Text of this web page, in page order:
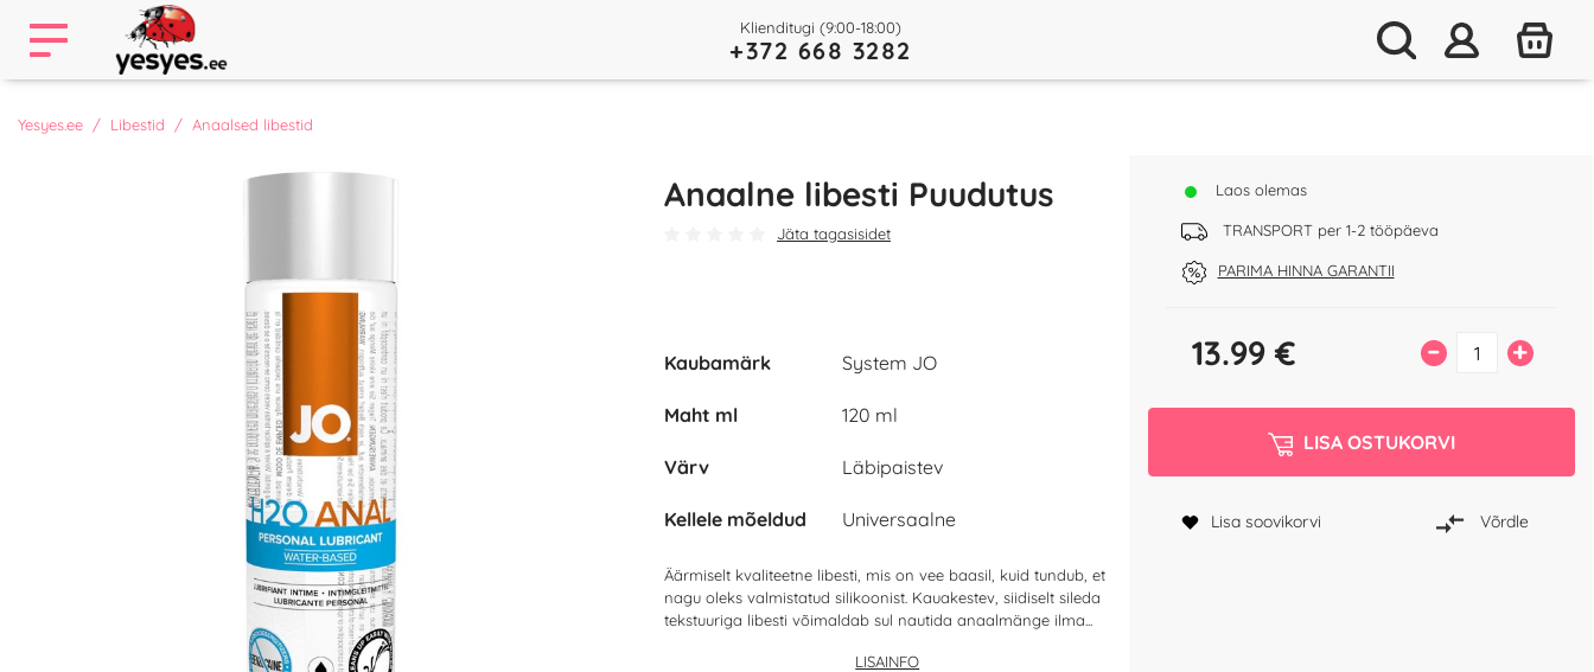
Klienditugi (9:00-18:00)
+372 668 3282
Yesyes.ee Libestid Anaalsed libestid
Anaalne libesti Puudutus
Jäta tagasisidet
Laos olemas
TRANSPORT per 1-2 tööpäeva
PARIMA HINNA GARANTII
Kaubamärk System JO
Maht ml 120 ml
Värv Läbipaistev
Kellele mõeldud Universaalne
Äärmiselt kvaliteetne libesti, mis on vee baasil, kuid tundub, et
nagu oleks valmistatud silikoonist. Kauakestev, siidiselt sileda
tekstuuriga libesti võimaldab sul nautida anaalmänge ilma...
LISAINFO
13.99 € – +
LISA OSTUKORVI
Lisa soovikorvi Võrdle